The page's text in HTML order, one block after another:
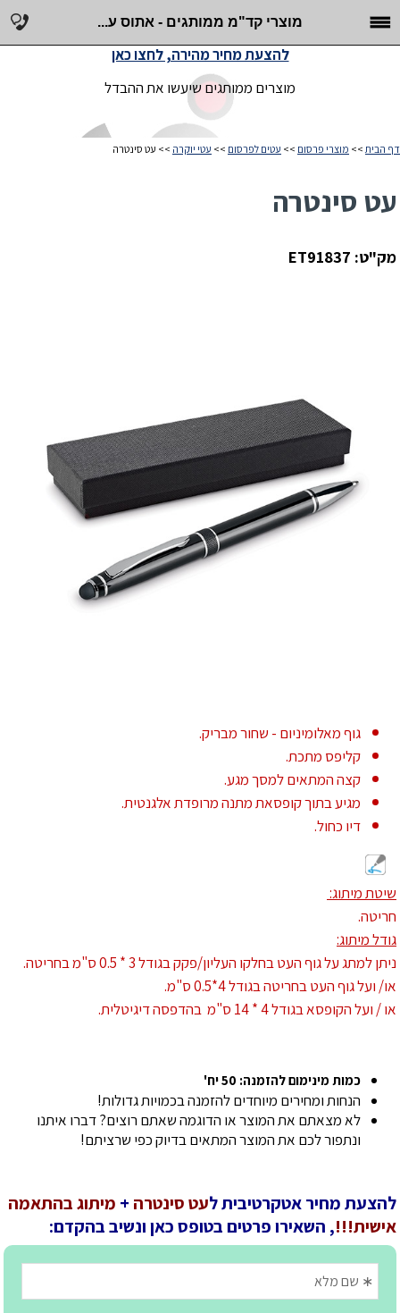
מוצרי קד"מ ממותגים - אתוס ע...
מוצרים ממותגים שיעשו את ההבדל
להצעת מחיר מהירה, לחצו כאן
דף הבית >> מוצרי פרסום >> עטים לפרסום >> עטי יוקרה >> עט סינטרה
עט סינטרה
מק"ט: ET91837
גוף מאלומיניום - שחור מבריק.
קליפס מתכת.
קצה המתאים למסך מגע.
מגיע בתוך קופסאת מתנה מרופדת אלגנטית.
דיו כחול.
שיטת מיתוג:
חריטה.
גודל מיתוג:
ניתן למתג על גוף העט בחלקו העליון/פקק בגודל 3 * 0.5 ס"מ בחריטה.
או/ ועל גוף העט בחריטה בגודל 4*0.5 ס"מ.
או / ועל הקופסא בגודל 4 * 14 ס"מ בהדפסה דיגיטלית.
כמות מינימום להזמנה: 50 יח'
הנחות ומחירים מיוחדים להזמנה בכמויות גדולות!
לא מצאתם את המוצר או הדוגמה שאתם רוצים? דברו איתנו
ונתפור לכם את המוצר המתאים בדיוק כפי שרציתם!
להצעת מחיר אטקרטיבית לעט סינטרה + מיתוג בהתאמה
אישית!!!, השאירו פרטים בטופס כאן ונשיב בהקדם: